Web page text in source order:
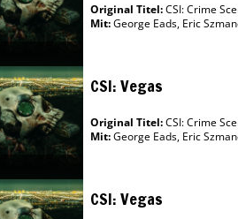
Original Titel:CSI: Crime
Mit:George Eads, Eric
CSI: Vegas
Original Titel:CSI: Crime
Mit:George Eads, Eric
CSI: Vegas